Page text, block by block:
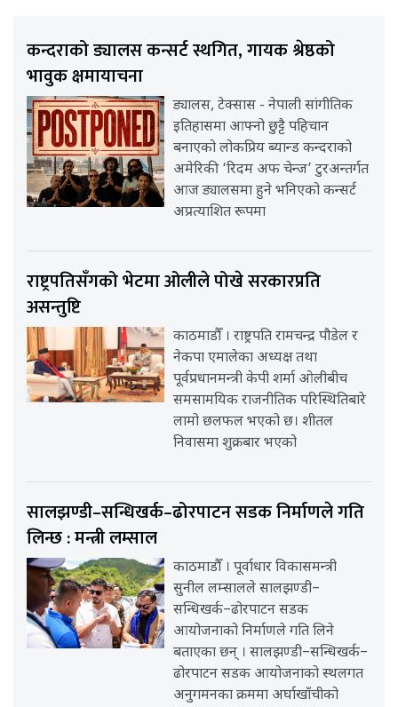
कन्दराको ड्यालस कन्सर्ट स्थगित, गायक श्रेष्ठको
भावुक क्षमायाचना
ड्यालस, टेक्सास - नेपाली सांगीतिक
इतिहासमा आफ्नो छुट्टै पहिचान
बनाएको लोकप्रिय ब्यान्ड कन्दराको
अमेरिकी ‘रिदम अफ चेन्ज’ टुरअन्तर्गत
आज ड्यालसमा हुने भनिएको कन्सर्ट
अप्रत्याशित रूपमा
राष्ट्रपतिसँगको भेटमा ओलीले पोखे सरकारप्रति
असन्तुष्टि
काठमाडौँ । राष्ट्रपति रामचन्द्र पौडेल र
नेकपा एमालेका अध्यक्ष तथा
पूर्वप्रधानमन्त्री केपी शर्मा ओलीबीच
समसामयिक राजनीतिक परिस्थितिबारे
लामो छलफल भएको छ। शीतल
निवासमा शुक्रबार भएको
सालझण्डी–सन्धिखर्क–ढोरपाटन सडक निर्माणले गति
लिन्छ : मन्त्री लम्साल
काठमाडौँ । पूर्वाधार विकासमन्त्री
सुनील लम्सालले सालझण्डी–
सन्धिखर्क–ढोरपाटन सडक
आयोजनाको निर्माणले गति लिने
बताएका छन् । सालझण्डी–सन्धिखर्क–
ढोरपाटन सडक आयोजनाको स्थलगत
अनुगमनका क्रममा अर्घाखाँचीको